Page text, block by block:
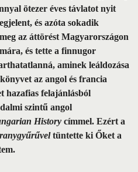
ötezer éves távlatot nyit
és azóta sokadik
az áttörést Magyarországon
és tette a finnugor
aminek leáldozása
az angol és francia
hazafias felajánlásból
szintű angol
History címmel. Ezért a
tüntette ki Őket a